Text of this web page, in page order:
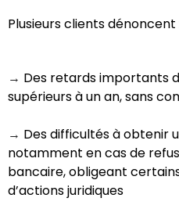
Plusieurs clients dénoncent
→ Des retards importants
supérieurs à un an, sans
→ Des difficultés à obtenir
notamment en cas de
bancaire, obligeant
d’actions juridiques